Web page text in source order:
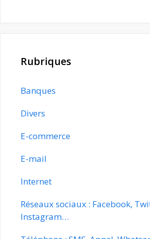
Rubriques
Banques
Divers
E-commerce
E-mail
Internet
Réseaux sociaux : Facebook,
Instagram…